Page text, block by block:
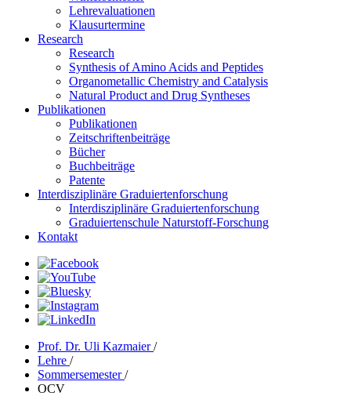
Lehrevaluationen
Klausurtermine
Research
Research
Synthesis of Amino Acids and Peptides
Organometallic Chemistry and Catalysis
Natural Product and Drug Syntheses
Publikationen
Publikationen
Zeitschriftenbeiträge
Bücher
Buchbeiträge
Patente
Interdisziplinäre Graduiertenforschung
Interdisziplinäre Graduiertenforschung
Graduiertenschule Naturstoff-Forschung
Kontakt
Prof. Dr. Uli Kazmaier/
Lehre /
Sommersemester/
OCV